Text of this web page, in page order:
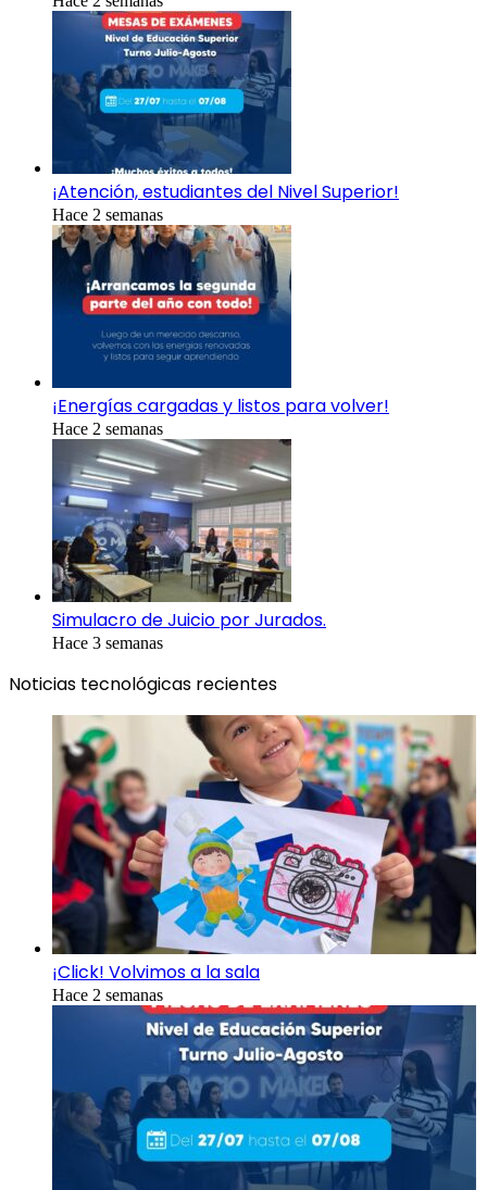
¡Atención, estudiantes del Nivel Superior!
Hace 2 semanas
¡Energías cargadas y listos para volver!
Hace 2 semanas
Simulacro de Juicio por Jurados.
Hace 3 semanas
Noticias tecnológicas recientes
¡Click! Volvimos a la sala
Hace 2 semanas